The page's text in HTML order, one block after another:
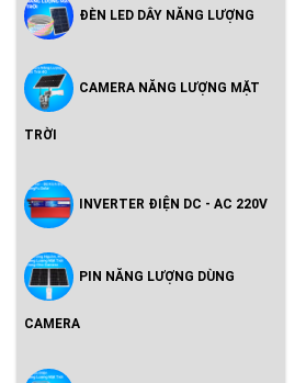
Vườn Cao Cấp Chính Hãng
ĐÈN LED DÂY NĂNG LƯỢNG
CAMERA NĂNG LƯỢNG MẶT
TRỜI
INVERTER ĐIỆN DC - AC 220V
PIN NĂNG LƯỢNG DÙNG
CAMERA